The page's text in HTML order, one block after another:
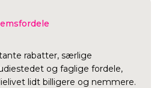
rabatter, særlige
og faglige fordele,
lidt billigere og nemmere.